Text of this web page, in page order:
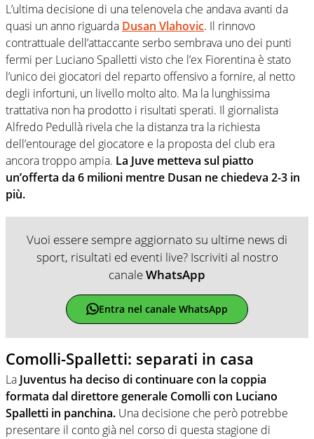
L’ultima decisione di una telenovela che andava avanti da
quasi un anno riguarda Dusan Vlahovic. Il rinnovo
contrattuale dell’attaccante serbo sembrava uno dei punti
fermi per Luciano Spalletti visto che l’ex Fiorentina è stato
l’unico dei giocatori del reparto offensivo a fornire, al netto
degli infortuni, un livello molto alto. Ma la lunghissima
trattativa non ha prodotto i risultati sperati. Il giornalista
Alfredo Pedullà rivela che la distanza tra la richiesta
dell’entourage del giocatore e la proposta del club era
ancora troppo ampia. La Juve metteva sul piatto
un’offerta da 6 milioni mentre Dusan ne chiedeva 2-3 in
più.
Vuoi essere sempre aggiornato su ultime news di
sport, risultati ed eventi live? Iscriviti al nostro
canaleWhatsApp
Entra nel canale WhatsApp
Comolli-Spalletti: separati in casa
La Juventus ha deciso di continuare con la coppia
formata dal direttore generale Comolli con Luciano
Spalletti in panchina. Una decisione che però potrebbe
presentare il conto già nel corso di questa stagione di